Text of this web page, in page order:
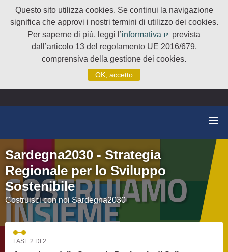
Questo sito utilizza cookies. Se continui la navigazione
significa che approvi i nostri termini di utilizzo dei cookies.
Per saperne di più, leggi l’informativa
(Collegamento
prevista
dall’articolo 13 del regolamento UE 2016/679,
comprensiva della gestione dei cookies.
OK, accetto
Sardegna2030 - Strategia
Regionale per lo Sviluppo
Sostenibile
Costruisci con noi Sardegna2030
FASE 2 DI 2